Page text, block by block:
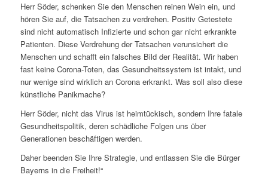
Herr Söder, schenken Sie den Menschen reinen Wein ein, und
hören Sie auf, die Tatsachen zu verdrehen. Positiv Getestete
sind nicht automatisch Infizierte und schon gar nicht erkrankte
Patienten. Diese Verdrehung der Tatsachen verunsichert die
Menschen und schafft ein falsches Bild der Realität. Wir haben
fast keine Corona-Toten, das Gesundheitssystem ist intakt, und
nur wenige sind wirklich an Corona erkrankt. Was soll also diese
künstliche Panikmache?
Herr Söder, nicht das Virus ist heimtückisch, sondern Ihre fatale
Gesundheitspolitik, deren schädliche Folgen uns über
Generationen beschäftigen werden.
Daher beenden Sie Ihre Strategie, und entlassen Sie die Bürger
Bayerns in die Freiheit!“